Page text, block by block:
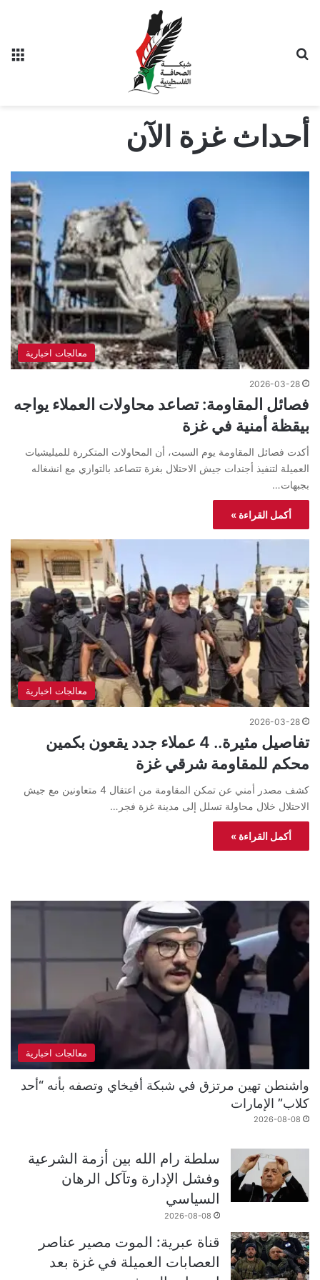
أحداث غزة الآن
معالجات اخبارية
2026-03-28
فصائل المقاومة: تصاعد محاولات العملاء يواجه
بيقظة أمنية في غزة
أكدت فصائل المقاومة يوم السبت، أن المحاولات المتكررة للميليشيات
العميلة لتنفيذ أجندات جيش الاحتلال بغزة تتصاعد بالتوازي مع انشغاله
بجبهات…
أكمل القراءة »
معالجات اخبارية
2026-03-28
تفاصيل مثيرة.. 4 عملاء جدد يقعون بكمين
محكم للمقاومة شرقي غزة
كشف مصدر أمني عن تمكن المقاومة من اعتقال 4 متعاونين مع جيش
الاحتلال خلال محاولة تسلل إلى مدينة غزة فجر…
أكمل القراءة »
معالجات اخبارية
واشنطن تهين مرتزق في شبكة أفيخاي وتصفه بأنه “أحد
كلاب” الإمارات
2026-08-08
سلطة رام الله بين أزمة الشرعية
وفشل الإدارة وتآكل الرهان
السياسي
2026-08-08
قناة عبرية: الموت مصير عناصر
العصابات العميلة في غزة بعد